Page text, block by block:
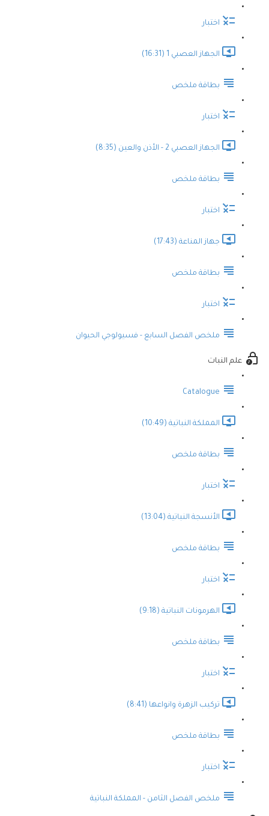
اختبار
الجهاز العصبي 1 (16:31)
بطاقة ملخص
اختبار
الجهاز العصبي 2 - الأذن والعين (8:35)
بطاقة ملخص
اختبار
جهاز المناعة (17:43)
بطاقة ملخص
اختبار
ملخص الفصل السابع - فسيولوجي الحيوان
علم النبات
Catalogue
المملكة النباتية (10:49)
بطاقة ملخص
اختبار
الأنسجة النباتية (13:04)
بطاقة ملخص
اختبار
الهرمونات النباتية (9:18)
بطاقة ملخص
اختبار
تركيب الزهرة وانواعها (8:41)
بطاقة ملخص
اختبار
ملخص الفصل الثامن - المملكة النباتية